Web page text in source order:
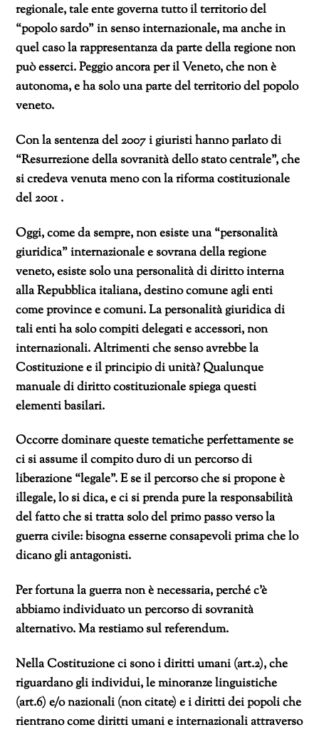
regionale, tale ente governa tutto il territorio del
“popolo sardo” in senso internazionale, ma anche in
quel caso la rappresentanza da parte della regione non
può esserci. Peggio ancora per il Veneto, che non è
autonoma, e ha solo una parte del territorio del popolo
veneto.
Con la sentenza del 2007 i giuristi hanno parlato di
“Resurrezione della sovranità dello stato centrale”, che
si credeva venuta meno con la riforma costituzionale
del 2001 .
Oggi, come da sempre, non esiste una “personalità
giuridica” internazionale e sovrana della regione
veneto, esiste solo una personalità di diritto interna
alla Repubblica italiana, destino comune agli enti
come province e comuni. La personalità giuridica di
tali enti ha solo compiti delegati e accessori, non
internazionali. Altrimenti che senso avrebbe la
Costituzione e il principio di unità? Qualunque
manuale di diritto costituzionale spiega questi
elementi basilari.
Occorre dominare queste tematiche perfettamente se
ci si assume il compito duro di un percorso di
liberazione “legale”. E se il percorso che si propone è
illegale, lo si dica, e ci si prenda pure la responsabilità
del fatto che si tratta solo del primo passo verso la
guerra civile: bisogna esserne consapevoli prima che lo
dicano gli antagonisti.
Per fortuna la guerra non è necessaria, perché c’è
abbiamo individuato un percorso di sovranità
alternativo. Ma restiamo sul referendum.
Nella Costituzione ci sono i diritti umani (art.2), che
riguardano gli individui, le minoranze linguistiche
(art.6) e/o nazionali (non citate) e i diritti dei popoli che
rientrano come diritti umani e internazionali attraverso